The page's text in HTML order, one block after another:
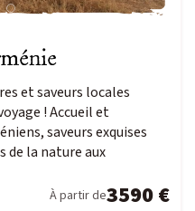
et saveurs locales
! Accueil et
saveurs exquises
de la nature aux
À partir de3590 €